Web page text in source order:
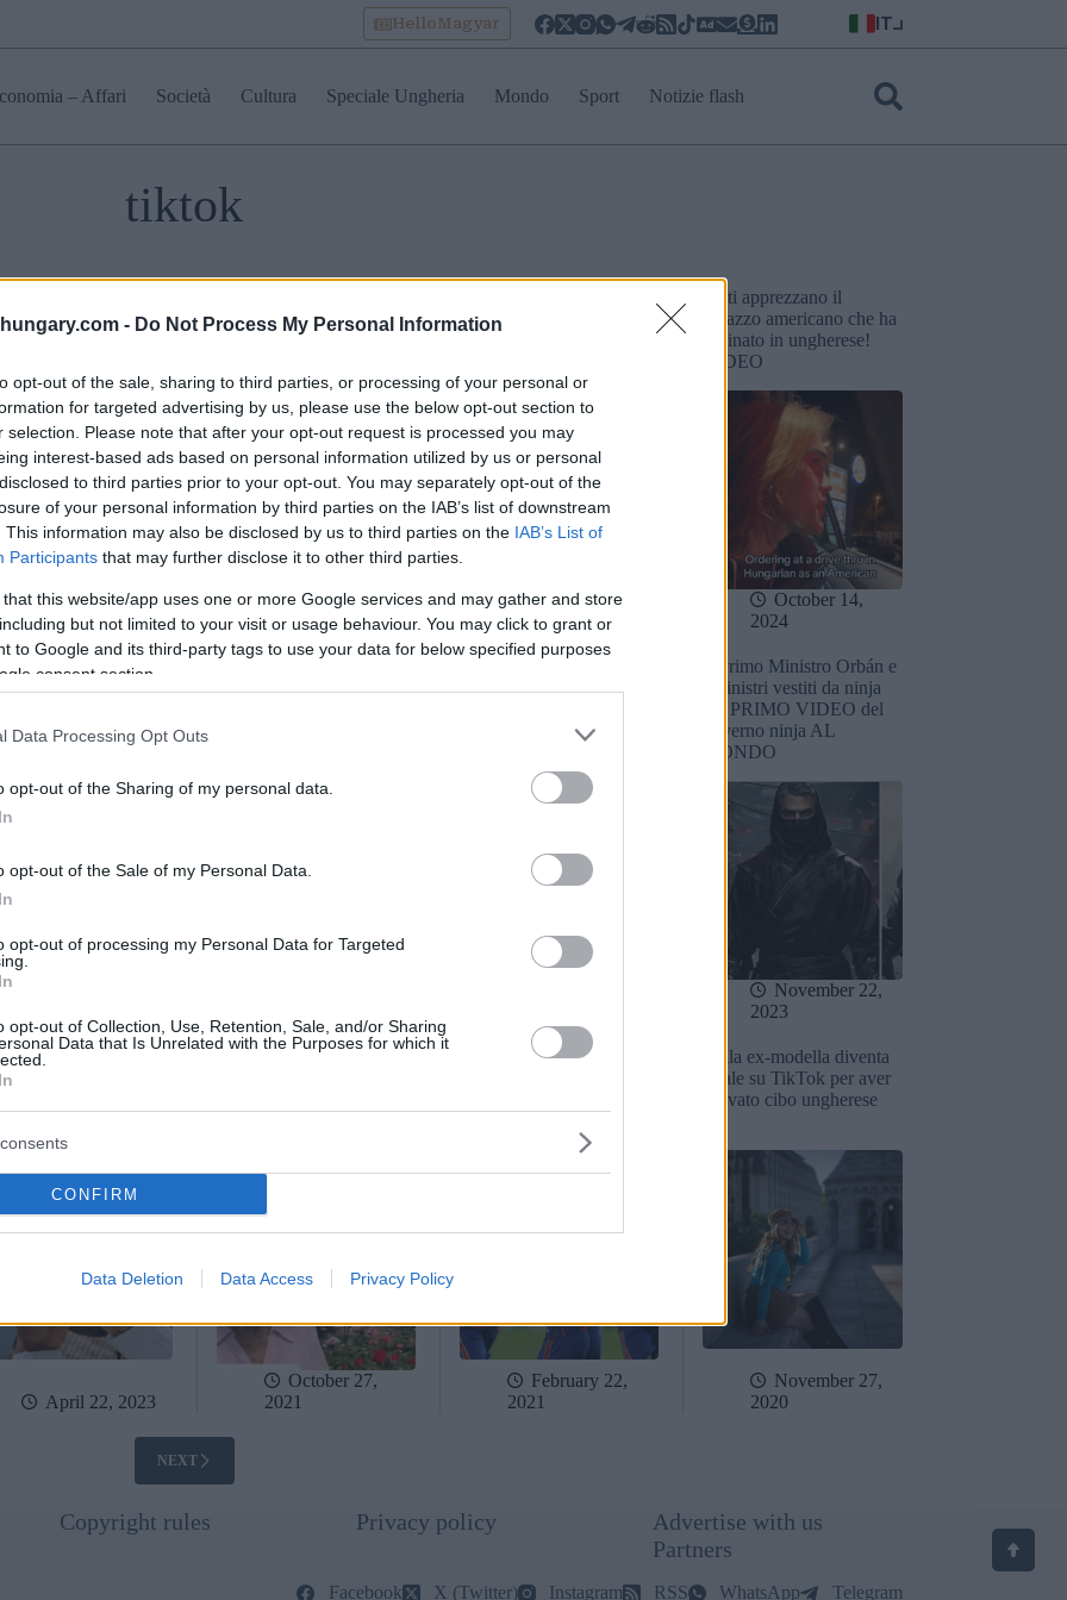
- Do Not Process My Personal Information
opt-out of the sale, sharing to third parties, or processing of your personal or
for targeted advertising by us, please use the below opt-out section to
selection. Please note that after your opt-out request is processed you may
interest-based ads based on personal information utilized by us or personal
to third parties prior to your opt-out. You may separately opt-out of the
of your personal information by third parties on the IAB’s list of downstream
This information may also be disclosed by us to third parties on the IAB’s List of
Participants that may further disclose it to other third parties.
that this website/app uses one or more Google services and may gather and store
but not limited to your visit or usage behaviour. You may click to grant or
to Google and its third-party tags to use your data for below specified purposes
consent section.
Data Processing Opt Outs
opt-out of the Sharing of my personal data.
opt-out of the Sale of my Personal Data.
opt-out of processing my Personal Data for Targeted
opt-out of Collection, Use, Retention, Sale, and/or Sharing
Data that Is Unrelated with the Purposes for which it
CONFIRM
Data Deletion Data Access Privacy Policy
HelloMagyar IT
– Affari Società Cultura Speciale Ungheria Mondo Sport Notizie flash
tiktok
e gli hotel
March 17, 2025
divertente TikTok video
che vi farà ridere la testa
March 11, 2025
momenti TikTok più
November 5,
2024
Tutti apprezzano il
ragazzo americano che ha
ordinato in ungherese!
VIDEO
October 14,
2024
pilota Boeing
è diventata una
ha valutato il 2023 in un
Ministro Orbán utilizza
voto dei giovani
Il Primo Ministro Orbán e
i ministri vestiti da ninja
nel PRIMO VIDEO del
governo ninja AL
MONDO
November 22,
2023
può limitare
l’uso di
April 22, 2023
Questo sopravvissuto
October 27,
2021
La giovane Messi”
February 22,
2021
Bella ex-modella diventa
virale su TikTok per aver
provato cibo ungherese
November 27,
2020
NEXT
Copyright rules Privacy policy
Advertise with us
Partners
Facebook X (Twitter) Instagram RSS WhatsApp Telegram